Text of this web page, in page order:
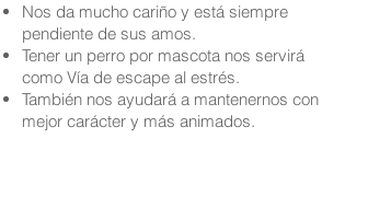
Nos da mucho cariño y está siempre
pendiente de sus amos.
Tener un perro por mascota nos servirá
como Vía de escape al estrés.
También nos ayudará a mantenernos con
mejor carácter y más animados.